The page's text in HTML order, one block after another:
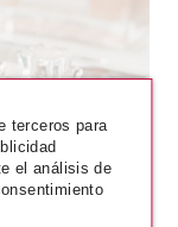
terceros para
el análisis de